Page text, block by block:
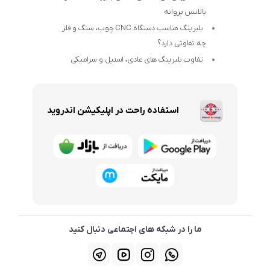
بالانس پروانه
بلبرینگ مناسب دستگاه CNC چوب، سنگ و فلز
چه تفاوتی دارد؟
تفاوت بلبرینگ های عادی، استیل و سرامیکی
استفاده راحت در اپلیکیشن اندروید
ما را در شبکه های اجتماعی دنبال کنید